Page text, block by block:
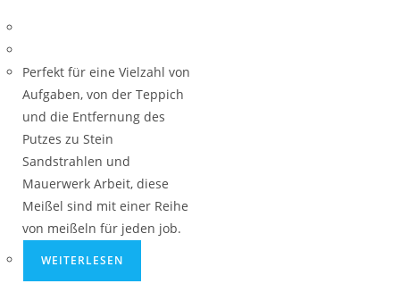
Perfekt für eine Vielzahl von
Aufgaben, von der Teppich
und die Entfernung des
Putzes zu Stein
Sandstrahlen und
Mauerwerk Arbeit, diese
Meißel sind mit einer Reihe
von meißeln für jeden job.
WEITERLESEN